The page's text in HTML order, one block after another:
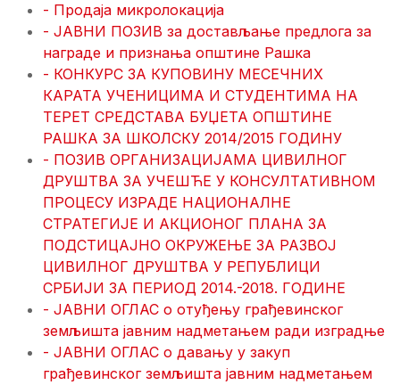
- Продаја микролокација
- ЈАВНИ ПОЗИВ за достављање предлога за
награде и признања општине Рашка
- КОНКУРС ЗА КУПОВИНУ МЕСЕЧНИХ
КАРАТА УЧЕНИЦИМА И СТУДЕНТИМА НА
ТЕРЕТ СРЕДСТАВА БУЏЕТА ОПШТИНЕ
РАШКА ЗА ШКОЛСКУ 2014/2015 ГОДИНУ
- ПОЗИВ ОРГАНИЗАЦИЈАМА ЦИВИЛНОГ
ДРУШТВА ЗА УЧЕШЋЕ У КОНСУЛТАТИВНОМ
ПРОЦЕСУ ИЗРАДЕ НАЦИОНАЛНЕ
СТРАТЕГИЈЕ И АКЦИОНОГ ПЛАНА ЗА
ПОДСТИЦАЈНО ОКРУЖЕЊЕ ЗА РАЗВОЈ
ЦИВИЛНОГ ДРУШТВА У РЕПУБЛИЦИ
СРБИЈИ ЗА ПЕРИОД 2014.-2018. ГОДИНЕ
- ЈАВНИ ОГЛАС о отуђењу грађевинског
земљишта јавним надметањем ради изградње
- ЈАВНИ ОГЛАС о давању у закуп
грађевинског земљишта јавним надметањем